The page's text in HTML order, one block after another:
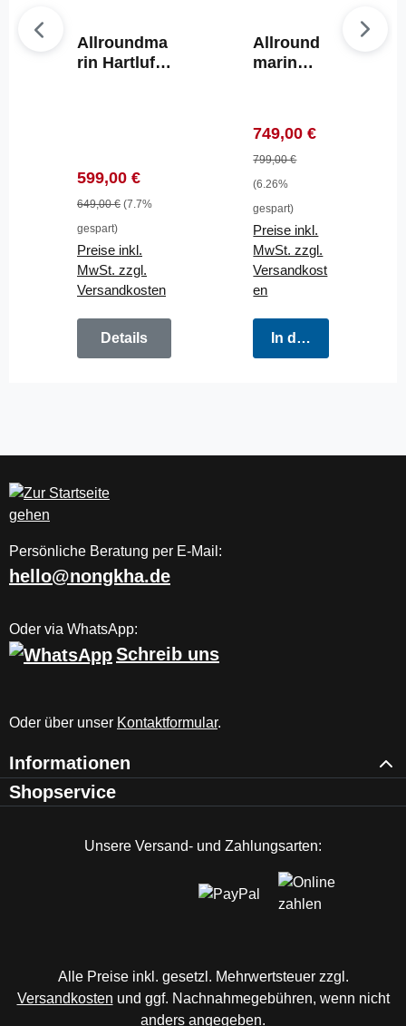
Allroundma
rin Hartluft
Aufblasbar
Verkaufspreis:
599,00 €
649,00 € (7.7%
gespart)
Preise inkl.
MwSt. zzgl.
Versandkosten
Details
Allround
marin
Paddle
Board
335cm
Set
Model
Verkaufspreis:
749,00 €
799,00 €
(6.26%
gespart)
Preise inkl.
MwSt. zzgl.
Versandkost
en
In den Warenkorb
Persönliche Beratung per E-Mail:
hello@nongkha.de
Oder via WhatsApp:
Schreib uns
Oder über unser Kontaktformular.
Informationen
Shopservice
Unsere Versand- und Zahlungsarten:
Alle Preise inkl. gesetzl. Mehrwertsteuer zzgl.
Versandkosten und ggf. Nachnahmegebühren, wenn nicht
anders angegeben.